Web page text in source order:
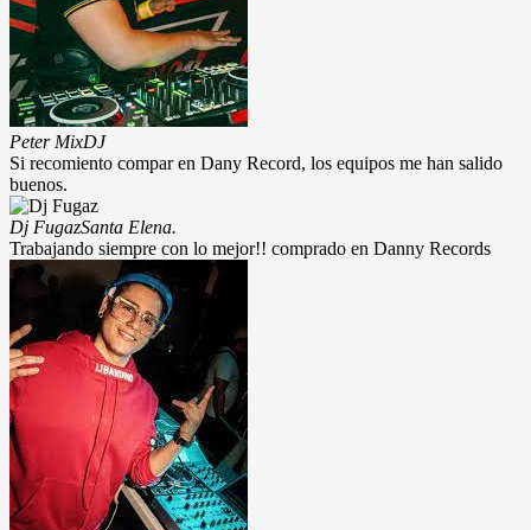
Peter MixDJ
Si recomiento compar en Dany Record, los equipos me han salido
buenos.
Dj FugazSanta Elena.
Trabajando siempre con lo mejor!! comprado en Danny Records